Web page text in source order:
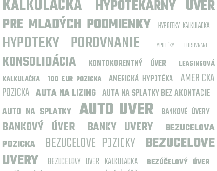
KALKULAČKA
HYPOTEKÁRNY ÚVER
PRE MLADÝCH PODMIENKY
HYPOTEKY KALKULACKA
HYPOTEKY POROVNANIE HYPOTÉKY POROVNANIE
KONSOLIDÁCIA KONTOKORENTNÝ ÚVER
LEASINGOVÁ
KALKULAČKA
100 EUR POZICKA AMERICKÁ HYPOTÉKA
AMERICKA
POZICKA AUTA NA LIZING AUTA NA SPLATKY BEZ AKONTACIE
AUTO NA SPLATKY AUTO UVER BANKOVÉ ÚVERY
BANKOVÝ ÚVER BANKY UVERY
BEZUCELOVA
POZICKA
BEZUCELOVE POZICKY BEZUCELOVE
UVERY
BEZUCELOVY UVER KALKULACKA
BEZÚČELOVÝ ÚVER